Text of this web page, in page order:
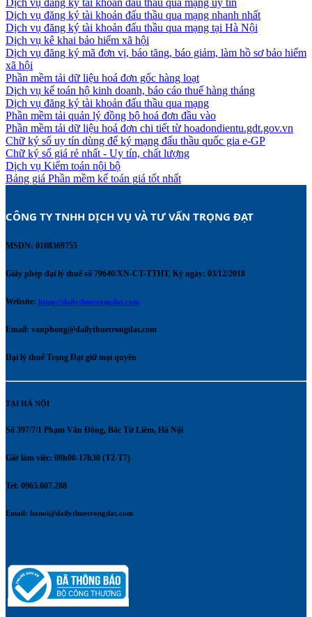
Dịch vụ đăng ký tài khoản đấu thầu qua mạng uy tín
Dịch vụ đăng ký tài khoản đấu thầu qua mạng nhanh nhất
Dịch vụ đăng ký tài khoản đấu thầu qua mạng tại Hà Nội
Dịch vụ kê khai bảo hiểm xã hội
Dịch vụ đăng ký mã đơn vị, báo tăng, báo giảm, làm hồ sơ bảo hiểm
xã hội
Phần mềm tải dữ liệu hoá đơn gốc hàng loạt
Dịch vụ kế toán hộ kinh doanh, báo cáo thuế hàng tháng
Dịch vụ đăng ký tài khoản đấu thầu qua mạng
Phần mềm tải quản lý đồng bộ hoá đơn đầu vào
Phần mềm tải dữ liệu hoá đơn chi tiết từ hoadondientu.gdt.gov.vn
Chữ ký số uy tín dùng để ký mạng đấu thầu quốc gia e-GP
Chữ ký số giá rẻ nhất - Uy tín, chất lượng
Dịch vụ Kiểm toán nội bộ
Bảng giá Phần mềm kế toán giá tốt nhất
CÔNG TY TNHH DỊCH VỤ VÀ TƯ VẤN TRỌNG ĐẠT
MSDN: 0108369755
Giấy phép đại lý thuế số 79640/XN-CT-TTHT, Ký ngày: 03/12/2018
Website: https://dailythuetrongdat.com
Email: vanphong@dailythuetrongdat.com
Đại lý thuế Trọng Đạt giữ mọi quyền
TẠI HÀ NỘI
Số 397/7/1 Phạm Văn Đồng, Bắc Từ Liêm, Hà Nội
Giờ làm việc: 08h00-17h30 (T2-T7)
Tel: 0965.607.288
Email: hanoi@dailythuetrongdat.com